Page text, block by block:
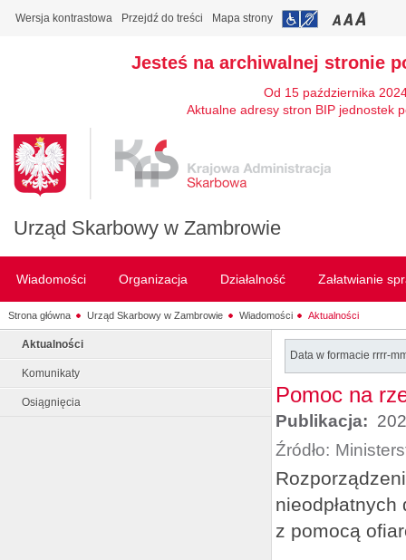
Wersja kontrastowa Przejdź do treści Mapa strony
Jesteś na archiwalnej stronie
Od 15 października
Aktualne adresy stron BIP jednostek
Urząd Skarbowy w Zambrowie
Wiadomości Organizacja Działalność Załatwianie
Strona główna Urząd Skarbowy w Zambrowie Wiadomości Aktualności
Aktualności
Komunikaty
Osiągnięcia
Data w formacie rrrr-
Pomoc na
Publikacja:
Źródło:
z pomocą